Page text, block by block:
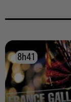
8h41
8h41